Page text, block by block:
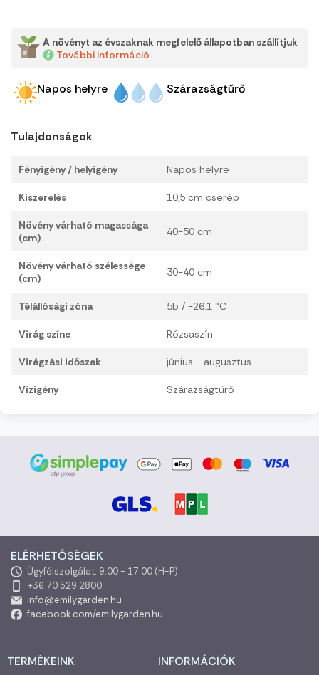
A növényt az évszaknak megfelelő állapotban szállítjuk
További információ
Napos helyre Szárazságtűrő
Tulajdonságok
Fényigény / helyigény Napos helyre
Kiszerelés 10,5 cm cserép
Növény várható magassága
(cm)
40-50 cm
Növény várható szélessége
(cm)
30-40 cm
Télállósági zóna 5b / -26.1 °C
Virág színe Rózsaszín
Virágzási időszak június - augusztus
Vízigény Szárazságtűrő
ELÉRHETŐSÉGEK
Ügyfélszolgálat: 9:00 - 17:00 (H-P)
+36 70 529 2800
info@emilygarden.hu
facebook.com/emilygarden.hu
TERMÉKEINK INFORMÁCIÓK